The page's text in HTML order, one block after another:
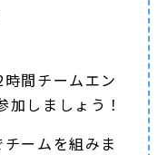
間チームエン
しましょう！
ームを組みま